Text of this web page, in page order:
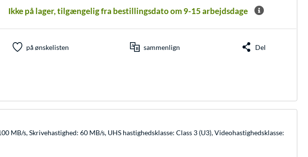
Ikke på lager, tilgængelig fra bestillingsdato om 9-15 arbejdsdage
på ønskelisten sammenlign Del
MB/s, Skrivehastighed: 60 MB/s, UHS hastighedsklasse: Class 3 (U3), Videohastighedsklasse: